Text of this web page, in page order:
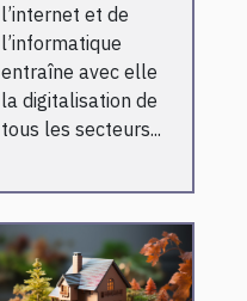
l’internet et de
l’informatique
entraîne avec elle
la digitalisation de
tous les secteurs...